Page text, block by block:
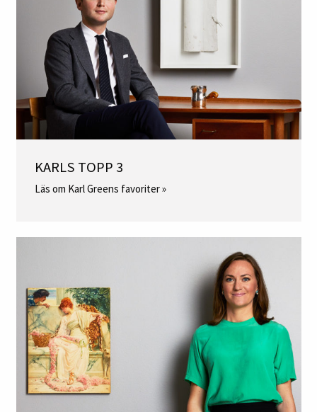
KARLS TOPP 3
Läs om Karl Greens favoriter »